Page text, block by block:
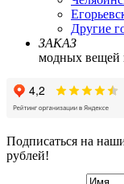
Другие
ЗАКАЗ
модных вещей
Подписаться на
рублей!